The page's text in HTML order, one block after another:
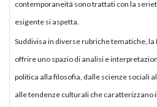
contemporaneità sono trattati con la
esigente si aspetta.
Suddivisa in diverse rubriche tematiche, la
offrire uno spazio di analisi e
politica alla filosofia, dalle scienze sociali
alle tendenze culturali che caratterizzano